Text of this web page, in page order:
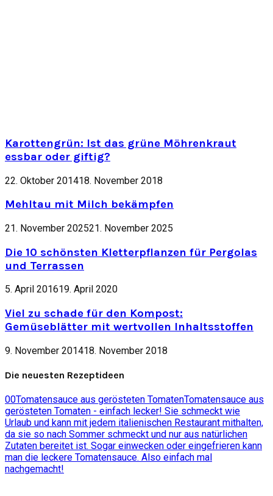
Karottengrün: Ist das grüne Möhrenkraut
essbar oder giftig?
22. Oktober 201418. November 2018
Mehltau mit Milch bekämpfen
21. November 202521. November 2025
Die 10 schönsten Kletterpflanzen für Pergolas
und Terrassen
5. April 201619. April 2020
Viel zu schade für den Kompost:
Gemüseblätter mit wertvollen Inhaltsstoffen
9. November 201418. November 2018
Die neuesten Rezeptideen
00Tomatensauce aus gerösteten TomatenTomatensauce aus
gerösteten Tomaten - einfach lecker! Sie schmeckt wie
Urlaub und kann mit jedem italienischen Restaurant mithalten,
da sie so nach Sommer schmeckt und nur aus natürlichen
Zutaten bereitet ist. Sogar einwecken oder eingefrieren kann
man die leckere Tomatensauce. Also einfach mal
nachgemacht!